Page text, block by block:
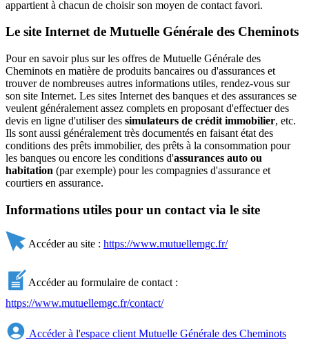
appartient à chacun de choisir son moyen de contact favori.
Le site Internet de Mutuelle Générale des Cheminots
Pour en savoir plus sur les offres de Mutuelle Générale des
Cheminots en matière de produits bancaires ou d'assurances et
trouver de nombreuses autres informations utiles, rendez-vous sur
son site Internet. Les sites Internet des banques et des assurances se
veulent généralement assez complets en proposant d'effectuer des
devis en ligne d'utiliser des simulateurs de crédit immobilier, etc.
Ils sont aussi généralement très documentés en faisant état des
conditions des prêts immobilier, des prêts à la consommation pour
les banques ou encore les conditions d'assurances auto ou
habitation (par exemple) pour les compagnies d'assurance et
courtiers en assurance.
Informations utiles pour un contact via le site
Accéder au site : https://www.mutuellemgc.fr/
Accéder au formulaire de contact :
https://www.mutuellemgc.fr/contact/
Accéder à l'espace client Mutuelle Générale des Cheminots